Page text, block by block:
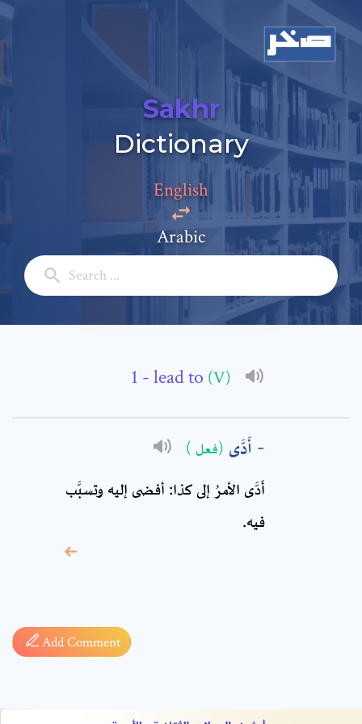
Sakhr
Dictionary
English
Arabic
- lead to (V)
أَدَّى (فعل )
أَدَّى الأمرُ إلى كذا: أفضى إليه وتسبَّب
فيه.
Add Comment
Add a comment
Full Name: *
Comment: *